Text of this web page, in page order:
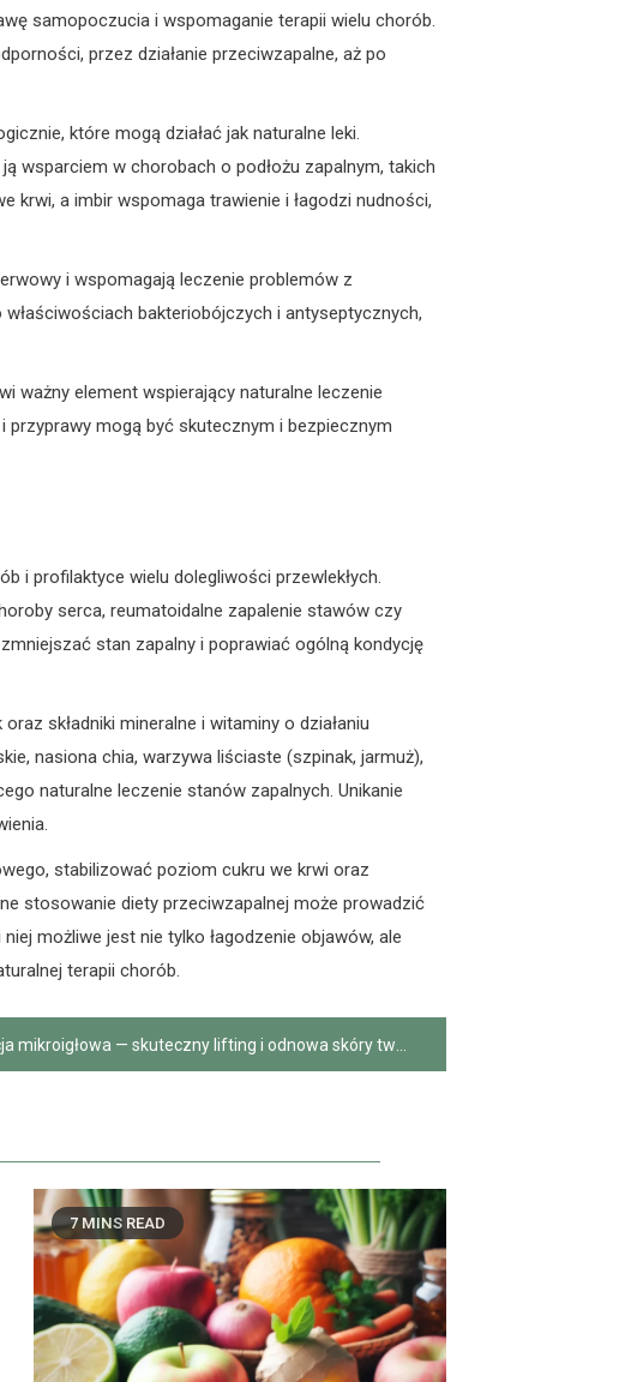
samopoczucia i wspomaganie terapii wielu chorób.
przez działanie przeciwzapalne, aż po
które mogą działać jak naturalne leki.
wsparciem w chorobach o podłożu zapalnym, takich
a imbir wspomaga trawienie i łagodzi nudności,
i wspomagają leczenie problemów z
bakteriobójczych i antyseptycznych,
ważny element wspierający naturalne leczenie
mogą być skutecznym i bezpiecznym
i profilaktyce wielu dolegliwości przewlekłych.
serca, reumatoidalne zapalenie stawów czy
stan zapalny i poprawiać ogólną kondycję
składniki mineralne i witaminy o działaniu
nasiona chia, warzywa liściaste (szpinak, jarmuż),
naturalne leczenie stanów zapalnych. Unikanie
stabilizować poziom cukru we krwi oraz
stosowanie diety przeciwzapalnej może prowadzić
możliwe jest nie tylko łagodzenie objawów, ale
terapii chorób.
mikroigłowa — skuteczny lifting i odnowa skóry twarzy
7 MINS READ